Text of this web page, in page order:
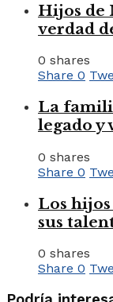
Hijos de
verdad
0 shares
Share 0
La
legado y
0 shares
Share 0
Los hijos
sus
0 shares
Share 0